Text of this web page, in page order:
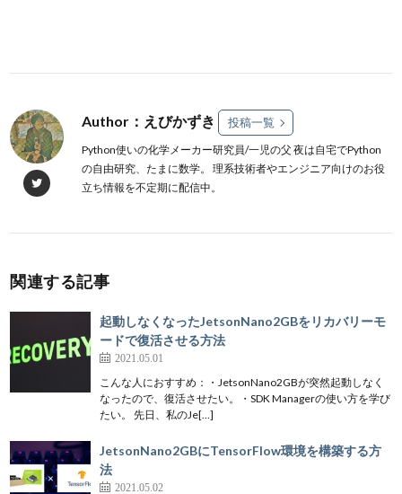
Author：えびかずき 投稿一覧
Python使いの化学メーカー研究員/一児の父 夜は自宅でPython
の自由研究、たまに数学。 理系技術者やエンジニア向けのお役
立ち情報を不定期に配信中。
関連する記事
起動しなくなったJetsonNano2GBをリカバリーモ
ードで復活させる方法
2021.05.01
こんな人におすすめ：・JetsonNano2GBが突然起動しなく
なったので、復活させたい。・SDK Managerの使い方を学び
たい。 先日、私のJe[…]
JetsonNano2GBにTensorFlow環境を構築する方
法
2021.05.02